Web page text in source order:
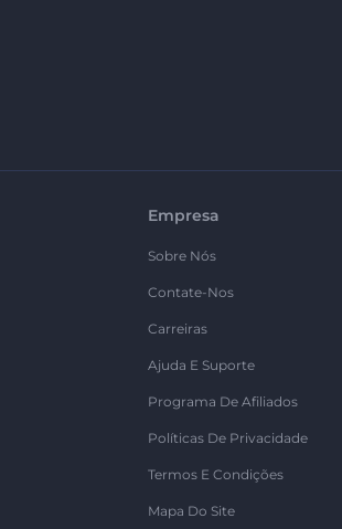
Empresa
Sobre Nós
Contate-Nos
Carreiras
Ajuda E Suporte
Programa De Afiliados
Políticas De Privacidade
Termos E Condições
Mapa Do Site